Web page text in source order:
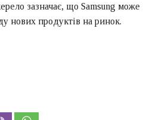
зазначає, що Samsung може
нових продуктів на ринок.